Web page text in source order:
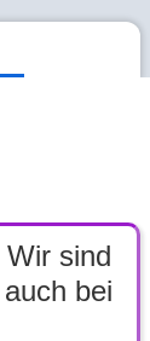
Wir sind
auch bei